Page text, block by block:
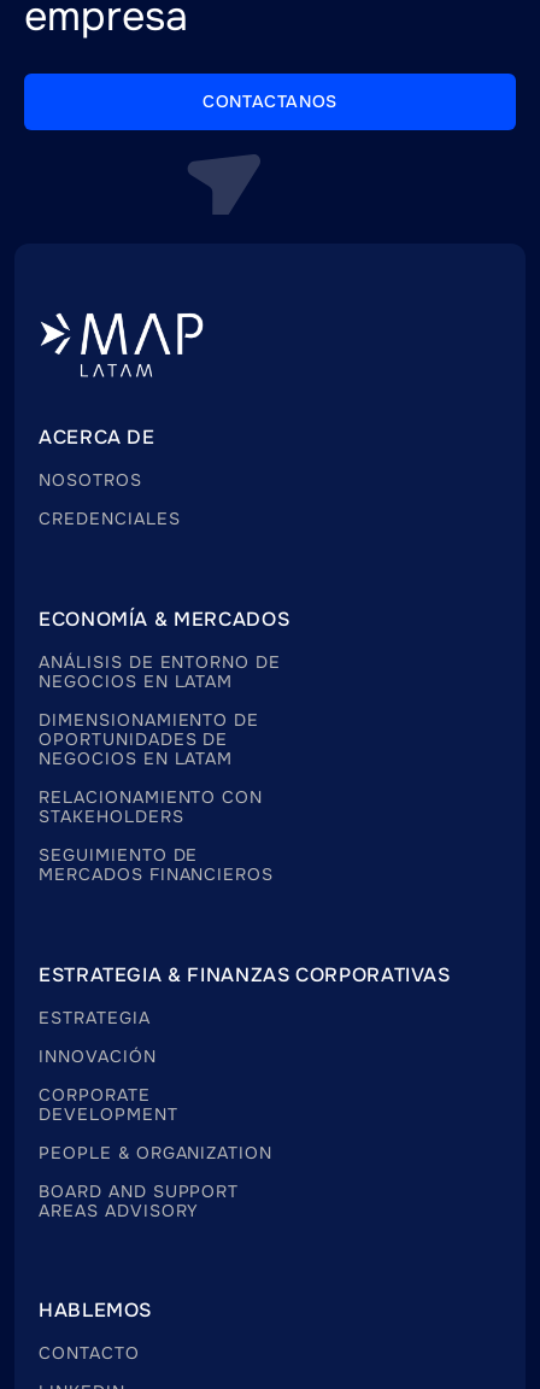
empresa
CONTACTANOS
ACERCA DE
NOSOTROS
CREDENCIALES
ECONOMÍA & MERCADOS
ANÁLISIS DE ENTORNO DE
NEGOCIOS EN LATAM
DIMENSIONAMIENTO DE
OPORTUNIDADES DE
NEGOCIOS EN LATAM
RELACIONAMIENTO CON
STAKEHOLDERS
SEGUIMIENTO DE
MERCADOS FINANCIEROS
ESTRATEGIA & FINANZAS CORPORATIVAS
ESTRATEGIA
INNOVACIÓN
CORPORATE
DEVELOPMENT
PEOPLE & ORGANIZATION
BOARD AND SUPPORT
AREAS ADVISORY
HABLEMOS
CONTACTO